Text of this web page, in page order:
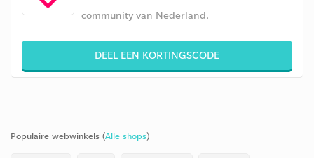
community van Nederland.
DEEL EEN KORTINGSCODE
Populaire webwinkels (Alle shops)